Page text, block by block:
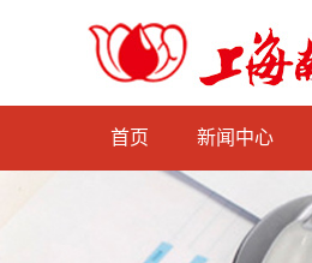
首页 新闻中心